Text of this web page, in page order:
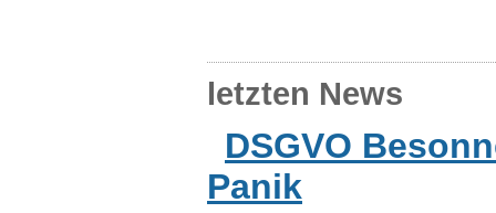
letzten News
DSGVO
Panik